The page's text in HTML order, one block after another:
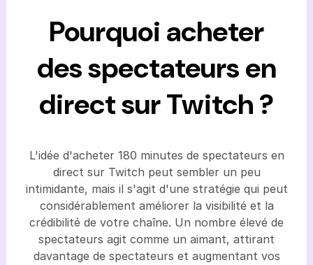
Pourquoi acheter
des spectateurs en
direct sur Twitch ?
L'idée d'acheter 180 minutes de spectateurs en
direct sur Twitch peut sembler un peu
intimidante, mais il s'agit d'une stratégie qui peut
considérablement améliorer la visibilité et la
crédibilité de votre chaîne. Un nombre élevé de
spectateurs agit comme un aimant, attirant
davantage de spectateurs et augmentant vos